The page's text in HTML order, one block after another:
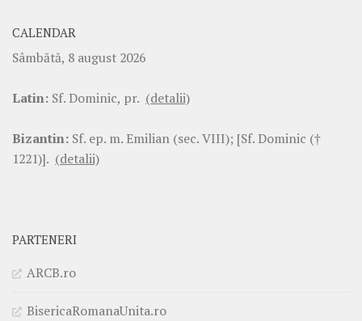
CALENDAR
Sâmbătă, 8 august 2026
Latin: Sf. Dominic, pr. (detalii)
Bizantin: Sf. ep. m. Emilian (sec. VIII); [Sf. Dominic (†
1221)]. (detalii)
PARTENERI
ARCB.ro
BisericaRomanaUnita.ro